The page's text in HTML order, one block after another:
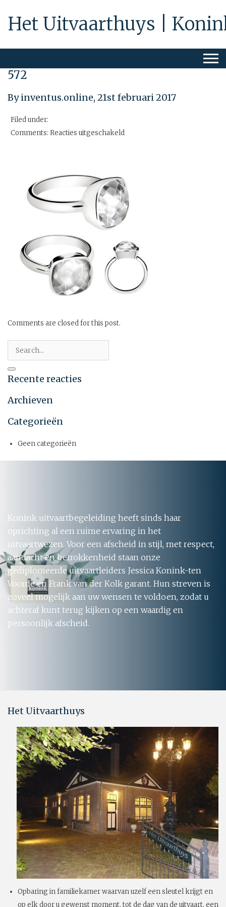
Het Uitvaarthuys |
572
By inventus.online, 21st februari 2017
Filed under:
Comments: Reacties uitgeschakeld
Comments are closed for this post.
Recente reacties
Archieven
Categorieën
Geen categorieën
Konink uitvaartbegeleiding heeft sinds haar
oprichting al een ruime ervaring in het
uitvaartwezen. Voor een afscheid in stijl, met respect,
aandacht en betrokkenheid staan onze
gediplomeerde uitvaartleiders Jessica Konink-ten
Voorde en Frank van der Kolk garant. Hun streven is
zoveel mogelijk aan uw wensen te voldoen, zodat u
achteraf kunt terug kijken op een waardig en
persoonlijk afscheid.
Het Uitvaarthuys
Opbaring in familiekamer waarvan uzelf een sleutel krijgt en
op elk door u gewenst moment, tot de dag van de uitvaart, een